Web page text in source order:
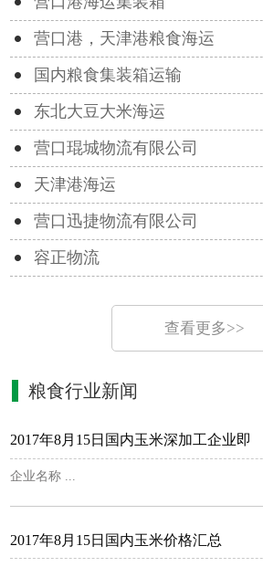
营口港，天津港粮食海运
国内粮食集装箱运输
东北大豆大米海运
营口琨城物流有限公司
天津港海运
营口迅捷物流有限公司
容正物流
查看更多>>
粮食行业新闻
2017年8月15日国内玉米深加工企业即
企业名称 ...
2017年8月15日国内玉米价格汇总